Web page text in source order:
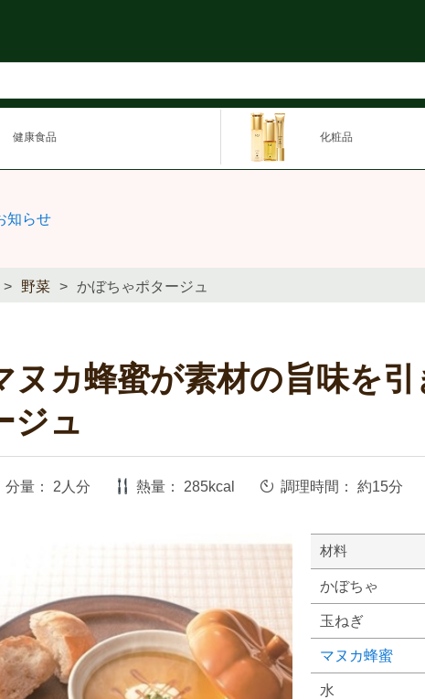
健康食品 化粧品
知らせ
野菜 かぼちゃポタージュ
ヌカ蜂蜜が素材の旨味を
ジュ
分量： 2人分 熱量： 285kcal 調理時間： 約15分
材料
かぼちゃ
玉ねぎ
マヌカ蜂蜜
水